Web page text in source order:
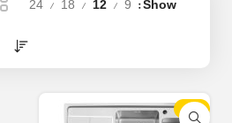
-12%